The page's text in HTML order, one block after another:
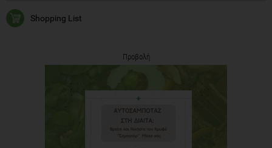
Shopping List
Προβολή